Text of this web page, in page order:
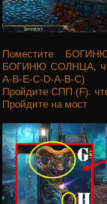
Поместите
БОГИНЮ СОЛНЦА,
A-B-E-C-D-A-B-C)
Пройдите СПП (F).
Пройдите на мост